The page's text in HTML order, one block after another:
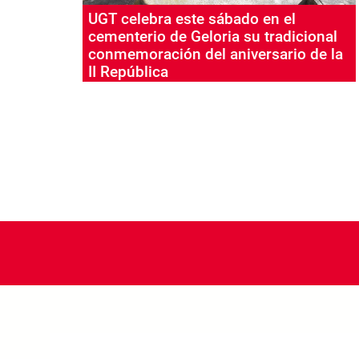
UGT celebra este sábado en el
cementerio de Geloria su tradicional
conmemoración del aniversario de la
II República